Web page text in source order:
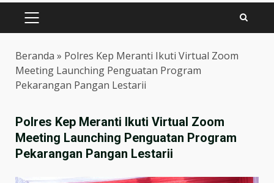
PRIMARY
MENU
Beranda » Polres Kep Meranti Ikuti Virtual Zoom
Meeting Launching Penguatan Program
Pekarangan Pangan Lestarii
Polres Kep Meranti Ikuti Virtual Zoom
Meeting Launching Penguatan Program
Pekarangan Pangan Lestarii